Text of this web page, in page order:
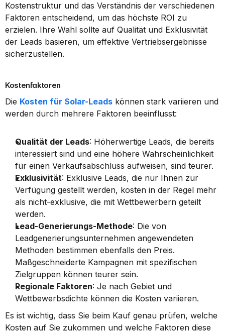
Kostenstruktur und das Verständnis der verschiedenen
Faktoren entscheidend, um das höchste ROI zu
erzielen. Ihre Wahl sollte auf Qualität und Exklusivität
der Leads basieren, um effektive Vertriebsergebnisse
sicherzustellen.
Kostenfaktoren
Die Kosten für Solar-Leads können stark variieren und
werden durch mehrere Faktoren beeinflusst:
Qualität der Leads: Höherwertige Leads, die bereits
interessiert sind und eine höhere Wahrscheinlichkeit
für einen Verkaufsabschluss aufweisen, sind teurer.
Exklusivität: Exklusive Leads, die nur Ihnen zur
Verfügung gestellt werden, kosten in der Regel mehr
als nicht-exklusive, die mit Wettbewerbern geteilt
werden.
Lead-Generierungs-Methode: Die von
Leadgenerierungsunternehmen angewendeten
Methoden bestimmen ebenfalls den Preis.
Maßgeschneiderte Kampagnen mit spezifischen
Zielgruppen können teurer sein.
Regionale Faktoren: Je nach Gebiet und
Wettbewerbsdichte können die Kosten variieren.
Es ist wichtig, dass Sie beim Kauf genau prüfen, welche
Kosten auf Sie zukommen und welche Faktoren diese